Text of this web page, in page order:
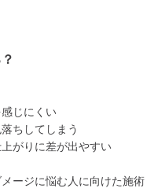
じにくい
ちしてしまう
がりに差が出やすい
ージに悩む人に向けた施術